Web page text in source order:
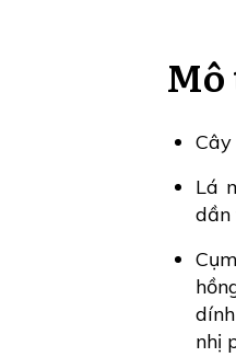
Mô
Lá
dần
nhị